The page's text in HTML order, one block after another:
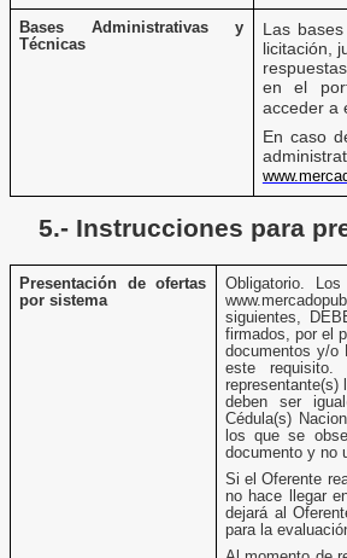
Bases Administrativas y
Técnicas
Las
licitación,
en el
acceder a
En caso
5.- Instrucciones para
Presentación de ofertas
por sistema
Obligatorio.
siguientes,
firmados, por el
documentos y/o
este
representante(s)
deben ser
Cédula(s)
los que se
documento y no
Si el Oferente
no hace llegar
dejará al
para la